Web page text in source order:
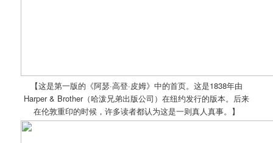
【这是第一版的《阿瑟·高登·皮姆》中的首页。这是1838年由
Harper & Brother（哈泼兄弟出版公司）在纽约发行的版本。后来
在伦敦重印的时候，许多读者都认为这是一则真人真事。】